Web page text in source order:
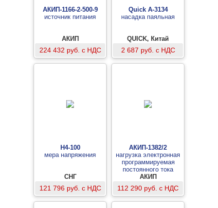
АКИП-1166-2-500-9
источник питания
АКИП
224 432 руб. с НДС
Quick A-3134
насадка паяльная
QUICK, Китай
2 687 руб. с НДС
Н4-100
мера напряжения
СНГ
121 796 руб. с НДС
АКИП-1382/2
нагрузка электронная
программируемая
постоянного тока
АКИП
112 290 руб. с НДС